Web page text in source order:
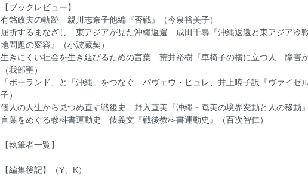
【ブックレビュー】
有銘政夫の軌跡 親川志奈子他編『否戦』（今泉裕美子）
屈折するまなざし 東アジアが見た沖縄返還 成田千尋『沖縄返還と東アジア冷
地問題の変容』（小波藏契）
生きにくい社会を生き延びるための言葉 荒井裕樹『車椅子の横に立つ人 障害か
（我部聖）
「ポーランド」と「沖縄」をつなぐ パヴェウ・ヒュレ、井上暁子訳『ヴァイゼ
子）
個人の人生から見つめ直す戦後史 野入直美『沖縄－奄美の境界変動と人の移動』
言葉をめぐる教科書運動史 俵義文『戦後教科書運動史』（百次智仁）
【執筆者一覧】
【編集後記】（Y、K）